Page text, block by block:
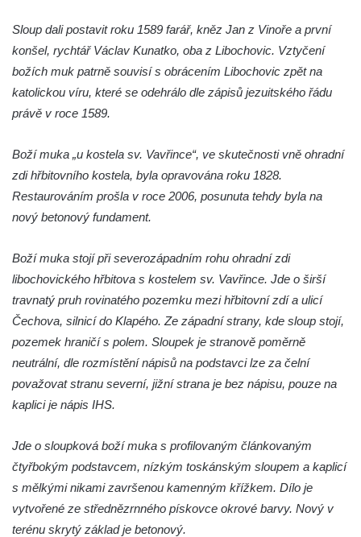
Kříž u lípy Jana Gurreho v Římově
Boží muka u hřbitova v Římově
Centrální kříž hřbitova v Římově
Kříž na návsi v Dolním Třeboníně
Kříž na návsi v Plavu
Boží muka v Plavu
Kříž u Obrázku severovýchodně od
Práchně
Kříž na rozcestí u domu čp. 283 v Dolním
Podluží
Görnerův kříž u silnice č. 264 v Dolním
Podluží
Kříž u domu čp. 155 v Chřibské
Údajný kříž u domu čp. 283 ve Chřibské
Centrální kříž hřbitova v Hrobčicích
Kříž u silnice z Chouče do Mirošovic
Centrální kříž hřbitova v Chouči
Sloup dali postavit roku 1589 farář, kněz Jan z Vinoře a první
konšel, rychtář Václav Kunatko, oba z Libochovic. Vztyčení
božích muk patrně souvisí s obrácením Libochovic zpět na
katolickou víru, které se odehrálo dle zápisů jezuitského řádu
právě v roce 1589.
Boží muka „u kostela sv. Vavřince“, ve skutečnosti vně ohradní
zdi hřbitovního kostela, byla opravována roku 1828.
Restaurováním prošla v roce 2006, posunuta tehdy byla na
nový betonový fundament.
Boží muka stojí při severozápadním rohu ohradní zdi
libochovického hřbitova s kostelem sv. Vavřince. Jde o širší
travnatý pruh rovinatého pozemku mezi hřbitovní zdí a ulicí
Čechova, silnicí do Klapého. Ze západní strany, kde sloup stojí,
pozemek hraničí s polem. Sloupek je stranově poměrně
neutrální, dle rozmístění nápisů na podstavci lze za čelní
považovat stranu severní, jižní strana je bez nápisu, pouze na
kaplici je nápis IHS.
Jde o sloupková boží muka s profilovaným článkovaným
čtyřbokým podstavcem, nízkým toskánským sloupem a kaplicí
s mělkými nikami završenou kamenným křížkem. Dílo je
vytvořené ze střednězrnného pískovce okrové barvy. Nový v
terénu skrytý základ je betonový.